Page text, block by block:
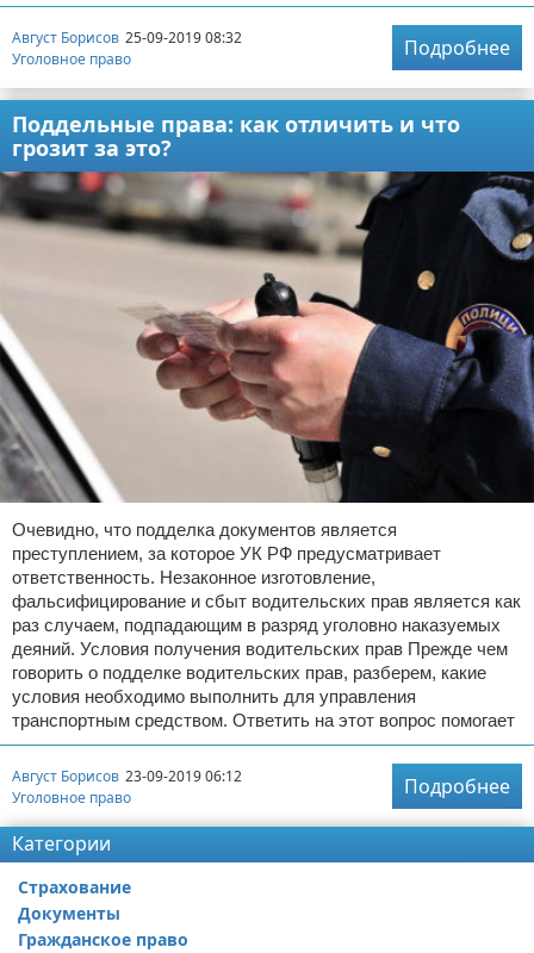
Август Борисов 25-09-2019 08:32
Уголовное право
Подробнее
Поддельные права: как отличить и что
грозит за это?
Очевидно, что подделка документов является
преступлением, за которое УК РФ предусматривает
ответственность. Незаконное изготовление,
фальсифицирование и сбыт водительских прав является как
раз случаем, подпадающим в разряд уголовно наказуемых
деяний. Условия получения водительских прав Прежде чем
говорить о подделке водительских прав, разберем, какие
условия необходимо выполнить для управления
транспортным средством. Ответить на этот вопрос помогает
Август Борисов 23-09-2019 06:12
Уголовное право
Подробнее
Категории
Страхование
Документы
Гражданское право